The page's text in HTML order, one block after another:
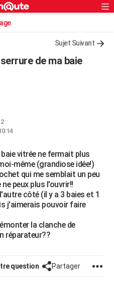
Sujet Suivant
de ma baie
vitrée ne fermait plus
même (grandiose idée!)
qui me semblait un peu
peux plus l'ouvrir!!
côté (il y a 3 baies et 1
j'aimerais pouvoir faire
la clanche de
réparateur??
question Partager